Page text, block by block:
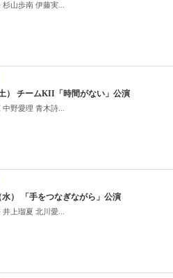
山歩南 伊藤実...
） チームKII「時間がない」公演
野愛理 青木詩...
水） 「手をつなぎながら」公演
上瑠夏 北川愛...